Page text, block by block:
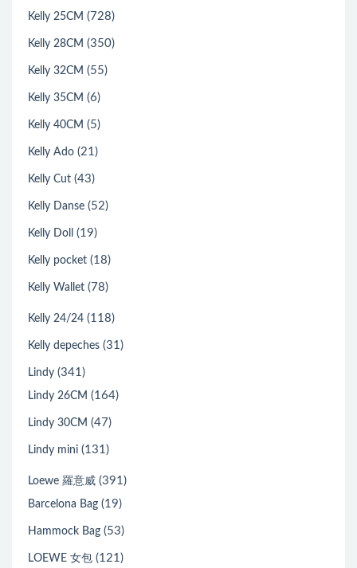
Kelly 25CM (728)
Kelly 28CM (350)
Kelly 32CM (55)
Kelly 35CM (6)
Kelly 40CM (5)
Kelly Ado (21)
Kelly Cut (43)
Kelly Danse (52)
Kelly Doll (19)
Kelly pocket (18)
Kelly Wallet (78)
Kelly 24/24 (118)
Kelly depeches (31)
Lindy (341)
Lindy 26CM (164)
Lindy 30CM (47)
Lindy mini (131)
Loewe 羅意威 (391)
Barcelona Bag (19)
Hammock Bag (53)
LOEWE 女包 (121)